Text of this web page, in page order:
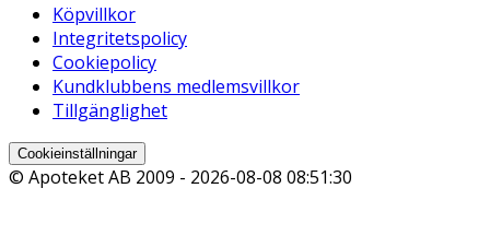
Köpvillkor
Integritetspolicy
Cookiepolicy
Kundklubbens medlemsvillkor
Tillgänglighet
Cookieinställningar
© Apoteket AB 2009 - 2026-08-08 08:51:30